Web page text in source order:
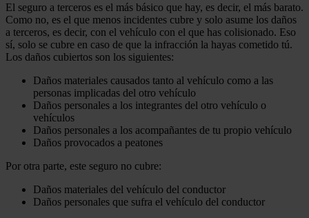
El seguro a terceros es el más básico que hay, es decir, el más barato.
Como no, es el que menos incidentes cubre y solo asume los daños
a terceros, es decir, con el vehículo con el que has colisionado. Eso
sí, solo se cubre en caso de que la infracción la hayas cometido tú.
Los daños cubiertos son los siguientes:
Daños materiales causados tanto al vehículo como a las
personas implicadas del otro vehículo
Daños personales a los integrantes del otro vehículo o
vehículos
Daños personales a los acompañantes de tu propio vehículo
Daños provocados a peatones
Por otra parte, este seguro no cubre:
Daños materiales del vehículo del conductor
Daños personales que sufra el vehículo del conductor